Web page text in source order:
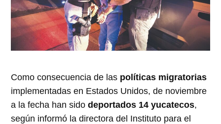
Como consecuencia de las políticas migratorias
implementadas en Estados Unidos, de noviembre
a la fecha han sidodeportados 14 yucatecos,
según informó la directora del Instituto para el